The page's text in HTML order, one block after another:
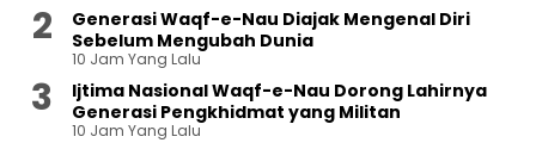
Generasi Waqf-e-Nau Diajak Mengenal Diri
Sebelum Mengubah Dunia
10 Jam Yang Lalu
Ijtima Nasional Waqf-e-Nau Dorong Lahirnya
Generasi Pengkhidmat yang Militan
10 Jam Yang Lalu